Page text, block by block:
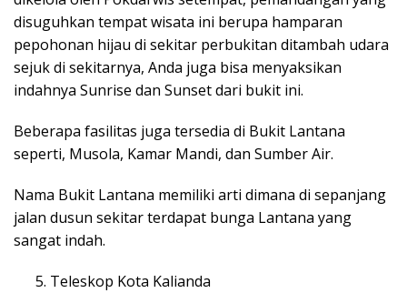
disuguhkan tempat wisata ini berupa hamparan
pepohonan hijau di sekitar perbukitan ditambah udara
sejuk di sekitarnya, Anda juga bisa menyaksikan
indahnya Sunrise dan Sunset dari bukit ini.
Beberapa fasilitas juga tersedia di Bukit Lantana
seperti, Musola, Kamar Mandi, dan Sumber Air.
Nama Bukit Lantana memiliki arti dimana di sepanjang
jalan dusun sekitar terdapat bunga Lantana yang
sangat indah.
Teleskop Kota Kalianda